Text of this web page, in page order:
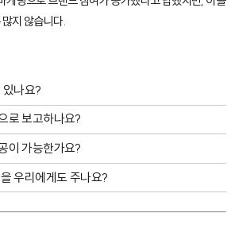
지 않습니다.
나요?
로 보고하나요?
이 가능한가요?
우리에게도 주나요?